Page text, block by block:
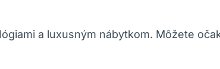
a luxusným nábytkom. Môžete